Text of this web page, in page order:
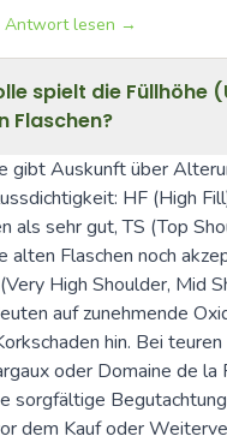
Antwort lesen →
spielt die Füllhöhe
Flaschen?
gibt Auskunft über
HF (High
als sehr gut, TS (Top
alten Flaschen noch
High Shoulder, Mid
auf zunehmende
hin. Bei
oder Domaine de la
sorgfältige
dem Kauf oder